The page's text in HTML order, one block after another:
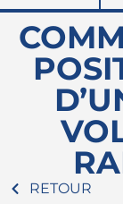
RETOUR